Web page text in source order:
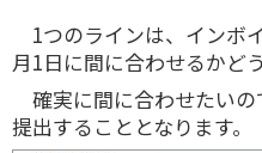
1つのラインは、インボ
月1日に間に合わせるかど
確実に間に合わせたい
提出することとなります。